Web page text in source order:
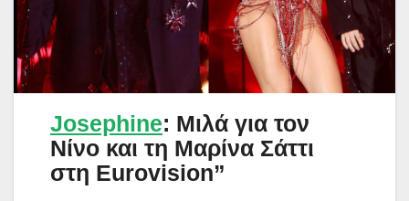
Josephine: Μιλά για τον
Νίνο και τη Μαρίνα Σάττι
στη Eurovision”